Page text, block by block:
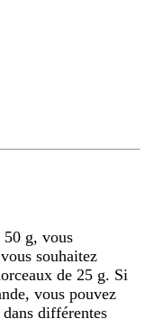
50 g, vous
souhaitez
de 25 g. Si
vous pouvez
différentes